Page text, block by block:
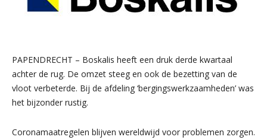
PAPENDRECHT – Boskalis heeft een druk derde kwartaal
achter de rug. De omzet steeg en ook de bezetting van de
vloot verbeterde. Bij de afdeling ‘bergingswerkzaamheden’ was
het bijzonder rustig.
Coronamaatregelen blijven wereldwijd voor problemen zorgen.